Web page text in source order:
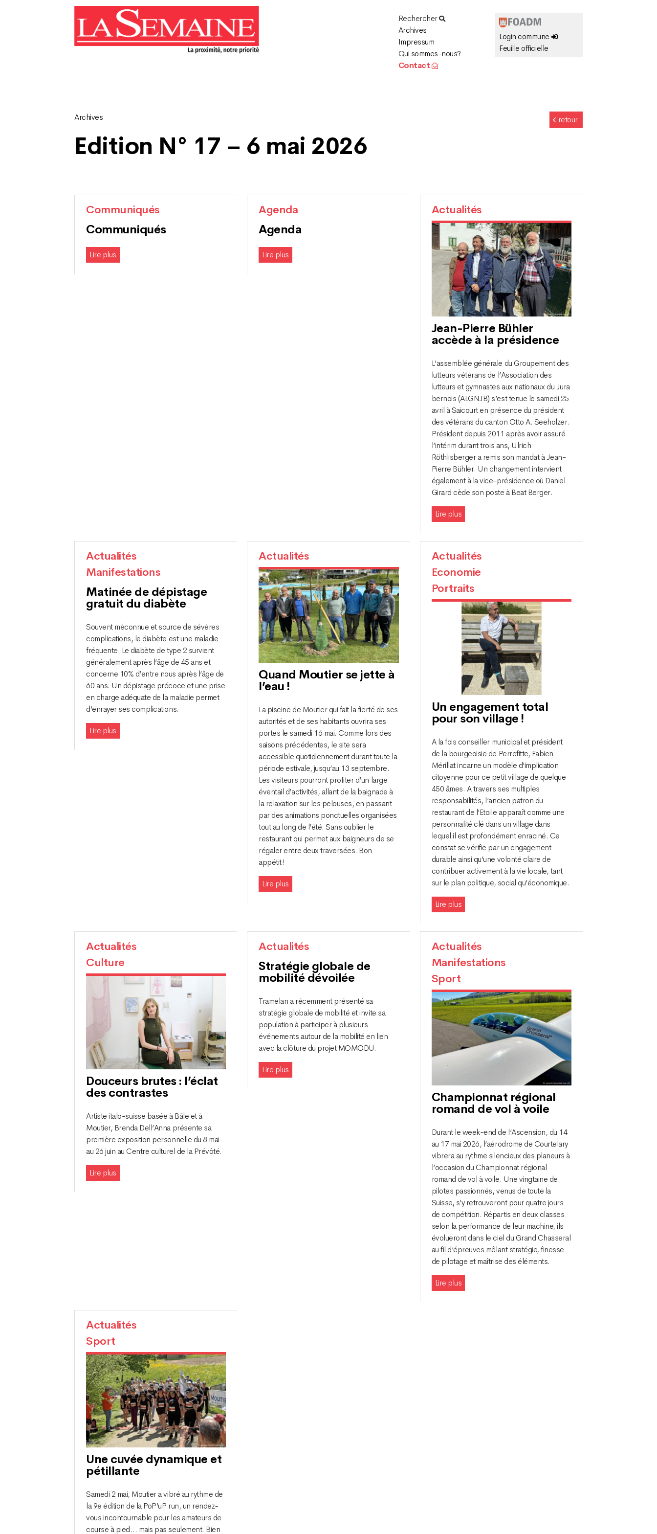
Rechercher
Archives
Impressum
Qui sommes-nous?
Contact
Login commune
Feuille officielle
Archives
Edition N° 17 – 6 mai 2026
retour
Communiqués
Communiqués
Lire plus
Agenda
Agenda
Lire plus
Actualités
Jean-Pierre Bühler
accède à la présidence
L’assemblée générale du Groupement des
lutteurs vétérans de l’Association des
lutteurs et gymnastes aux nationaux du Jura
bernois (ALGNJB) s’est tenue le samedi 25
avril à Saicourt en présence du président
des vétérans du canton Otto A. Seeholzer.
Président depuis 2011 après avoir assuré
l’intérim durant trois ans, Ulrich
Röthlisberger a remis son mandat à Jean-
Pierre Bühler. Un changement intervient
également à la vice-présidence où Daniel
Girard cède son poste à Beat Berger.
Lire plus
Actualités
Manifestations
Matinée de dépistage
gratuit du diabète
Souvent méconnue et source de sévères
complications, le diabète est une maladie
fréquente. Le diabète de type 2 survient
généralement après l’âge de 45 ans et
concerne 10% d’entre nous après l’âge de
60 ans. Un dépistage précoce et une prise
en charge adéquate de la maladie permet
d’enrayer ses complications.
Lire plus
Actualités
Quand Moutier se jette à
l’eau !
La piscine de Moutier qui fait la fierté de ses
autorités et de ses habitants ouvrira ses
portes le samedi 16 mai. Comme lors des
saisons précédentes, le site sera
accessible quotidiennement durant toute la
période estivale, jusqu’au 13 septembre.
Les visiteurs pourront profiter d’un large
éventail d’activités, allant de la baignade à
la relaxation sur les pelouses, en passant
par des animations ponctuelles organisées
tout au long de l’été. Sans oublier le
restaurant qui permet aux baigneurs de se
régaler entre deux traversées. Bon
appétit !
Lire plus
Actualités
Economie
Portraits
Un engagement total
pour son village !
A la fois conseiller municipal et président
de la bourgeoisie de Perrefitte, Fabien
Mérillat incarne un modèle d’implication
citoyenne pour ce petit village de quelque
450 âmes. A travers ses multiples
responsabilités, l’ancien patron du
restaurant de l’Etoile apparaît comme une
personnalité clé dans un village dans
lequel il est profondément enraciné. Ce
constat se vérifie par un engagement
durable ainsi qu’une volonté claire de
contribuer activement à la vie locale, tant
sur le plan politique, social qu’économique.
Lire plus
Actualités
Culture
Douceurs brutes : l’éclat
des contrastes
Artiste italo-suisse basée à Bâle et à
Moutier, Brenda Dell’Anna présente sa
première exposition personnelle du 8 mai
au 26 juin au Centre culturel de la Prévôté.
Lire plus
Actualités
Stratégie globale de
mobilité dévoilée
Tramelan a récemment présenté sa
stratégie globale de mobilité et invite sa
population à participer à plusieurs
événements autour de la mobilité en lien
avec la clôture du projet MOMODU.
Lire plus
Actualités
Manifestations
Sport
Championnat régional
romand de vol à voile
Durant le week-end de l’Ascension, du 14
au 17 mai 2026, l’aérodrome de Courtelary
vibrera au rythme silencieux des planeurs à
l’occasion du Championnat régional
romand de vol à voile. Une vingtaine de
pilotes passionnés, venus de toute la
Suisse, s’y retrouveront pour quatre jours
de compétition. Répartis en deux classes
selon la performance de leur machine, ils
évolueront dans le ciel du Grand Chasseral
au fil d’épreuves mêlant stratégie, finesse
de pilotage et maîtrise des éléments.
Lire plus
Actualités
Sport
Une cuvée dynamique et
pétillante
Samedi 2 mai, Moutier a vibré au rythme de
la 9e édition de la PoP’uP run, un rendez-
vous incontournable pour les amateurs de
course à pied… mais pas seulement. Bien